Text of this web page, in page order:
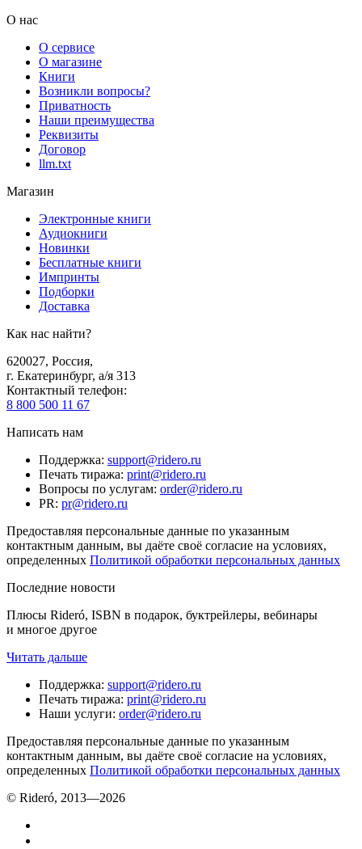
О нас
О сервисе
О магазине
Книги
Возникли вопросы?
Приватность
Наши преимущества
Реквизиты
Договор
llm.txt
Магазин
Электронные книги
Аудиокниги
Новинки
Бесплатные книги
Импринты
Подборки
Доставка
Как нас найти?
620027, Россия,
г. Екатеринбург, а/я 313
Контактный телефон:
8 800 500 11 67
Написать нам
Поддержка: support@ridero.ru
Печать тиража: print@ridero.ru
Вопросы по услугам: order@ridero.ru
PR: pr@ridero.ru
Предоставляя персональные данные по указанным
контактным данным, вы даёте своё согласие на условиях,
определенных Политикой обработки персональных данных
Последние новости
Плюсы Rideró, ISBN в подарок, буктрейлеры, вебинары
и многое другое
Читать дальше
Поддержка: support@ridero.ru
Печать тиража: print@ridero.ru
Наши услуги: order@ridero.ru
Предоставляя персональные данные по указанным
контактным данным, вы даёте своё согласие на условиях,
определенных Политикой обработки персональных данных
© Rideró, 2013—2026